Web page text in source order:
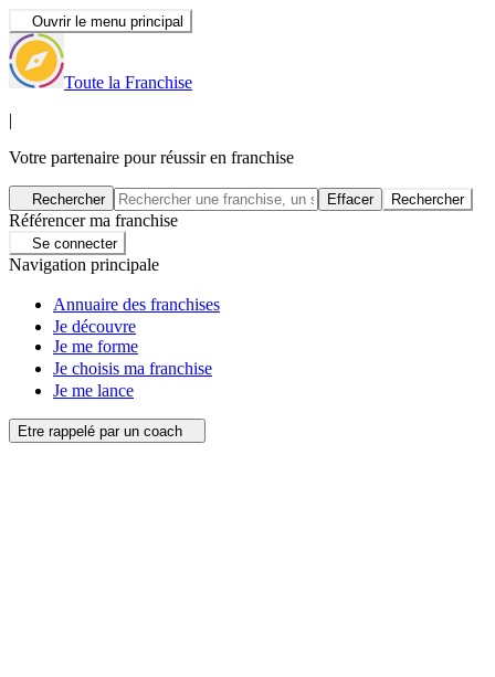
Ouvrir le menu principal
Toute la Franchise
|
Votre partenaire pour réussir en franchise
Rechercher Effacer Rechercher
Référencer ma franchise
Se connecter
Navigation principale
Annuaire des franchises
Je découvre
Je me forme
Je choisis ma franchise
Je me lance
Etre rappelé par un coach